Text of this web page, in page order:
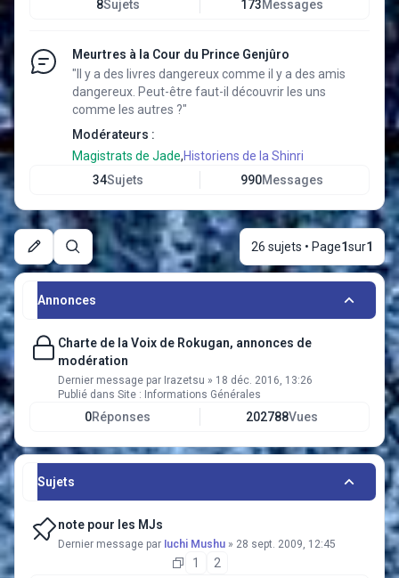
8Sujets 173Messages
Meurtres à la Cour du Prince Genjûro
"Il y a des livres dangereux comme il y a des amis
dangereux. Peut-être faut-il découvrir les uns
comme les autres ?"
Modérateurs :
Magistrats de Jade,Historiens de la Shinri
34Sujets 990Messages
Rechercher
26 sujets • Page1sur1
Annonces
Charte de la Voix de Rokugan, annonces de
modération
Dernier message par Irazetsu » 18 déc. 2016, 13:26
Publié dans Site : Informations Générales
0Réponses 202788Vues
Sujets
note pour les MJs
Dernier message par Iuchi Mushu » 28 sept. 2009, 12:45
1
2